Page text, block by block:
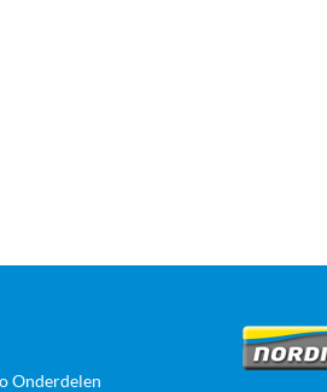
Onderdelen